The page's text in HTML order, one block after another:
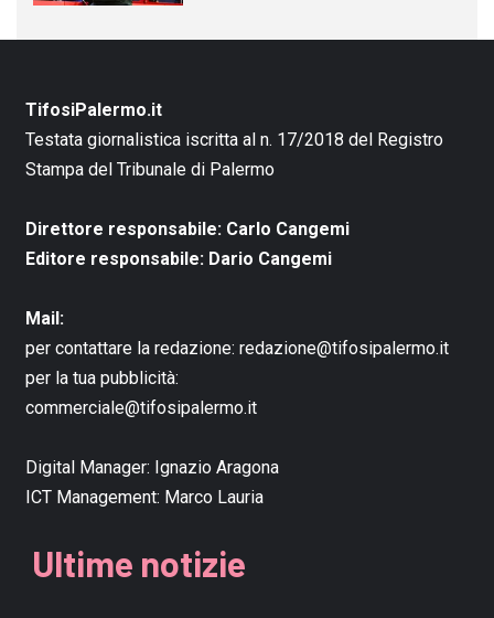
TifosiPalermo.it
Testata giornalistica iscritta al n. 17/2018 del Registro
Stampa del Tribunale di Palermo
Direttore responsabile: Carlo Cangemi
Editore responsabile: Dario Cangemi
Mail:
per contattare la redazione: redazione@tifosipalermo.it
per la tua pubblicità:
commerciale@tifosipalermo.it
Digital Manager: Ignazio Aragona
ICT Management: Marco Lauria
Ultime notizie